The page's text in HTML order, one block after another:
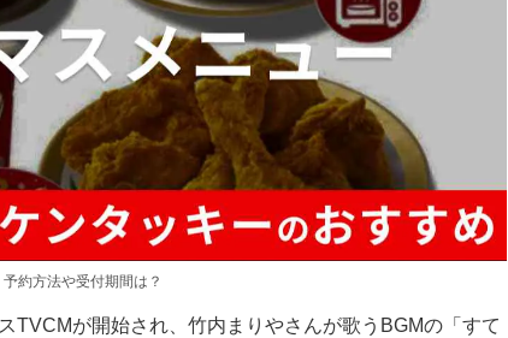
約方法や受付期間は？
TVCMが開始され、竹内まりやさんが歌うBGMの「すて